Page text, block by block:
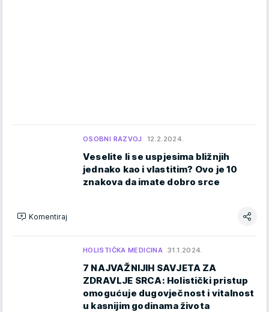
OSOBNI RAZVOJ 12.2.2024.
Veselite li se uspjesima bližnjih
jednako kao i vlastitim? Ovo je 10
znakova da imate dobro srce
Komentiraj
HOLISTIČKA MEDICINA 31.1.2024.
7 NAJVAŽNIJIH SAVJETA ZA
ZDRAVLJE SRCA: Holistički pristup
omogućuje dugovječnost i vitalnost
u kasnijim godinama života